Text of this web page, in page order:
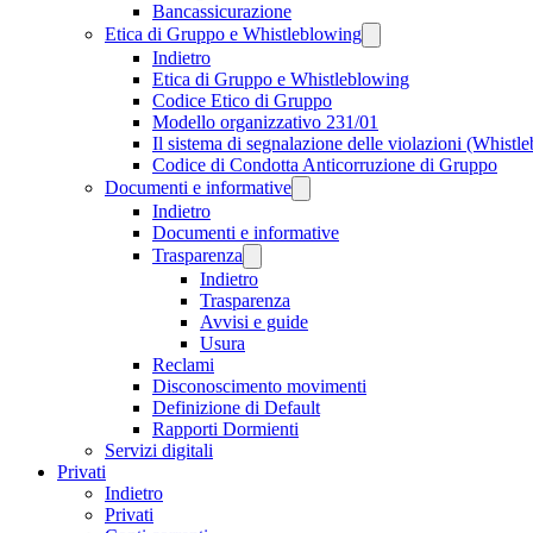
Bancassicurazione
Etica di Gruppo e Whistleblowing
Indietro
Etica di Gruppo e Whistleblowing
Codice Etico di Gruppo
Modello organizzativo 231/01
Il sistema di segnalazione delle violazioni
Codice di Condotta Anticorruzione di Gruppo
Documenti e informative
Indietro
Documenti e informative
Trasparenza
Indietro
Trasparenza
Avvisi e guide
Usura
Reclami
Disconoscimento movimenti
Definizione di Default
Rapporti Dormienti
Servizi digitali
Privati
Indietro
Privati